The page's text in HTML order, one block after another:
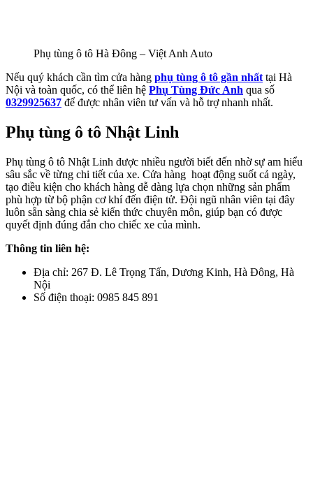
Phụ tùng ô tô Hà Đông – Việt Anh Auto
Nếu quý khách cần tìm cửa hàng phụ tùng ô tô gần nhất tại Hà
Nội và toàn quốc, có thể liên hệ Phụ Tùng Đức Anh qua số
0329925637 để được nhân viên tư vấn và hỗ trợ nhanh nhất.
Phụ tùng ô tô Nhật Linh
Phụ tùng ô tô Nhật Linh được nhiều người biết đến nhờ sự am hiểu
sâu sắc về từng chi tiết của xe. Cửa hàng hoạt động suốt cả ngày,
tạo điều kiện cho khách hàng dễ dàng lựa chọn những sản phẩm
phù hợp từ bộ phận cơ khí đến điện tử. Đội ngũ nhân viên tại đây
luôn sẵn sàng chia sẻ kiến thức chuyên môn, giúp bạn có được
quyết định đúng đắn cho chiếc xe của mình.
Thông tin liên hệ:
Địa chỉ: 267 Đ. Lê Trọng Tấn, Dương Kinh, Hà Đông, Hà
Nội
Số điện thoại: 0985 845 891